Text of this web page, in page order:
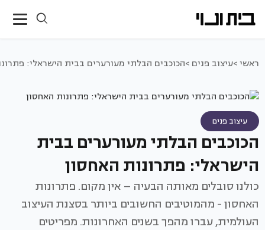
ראשי >עיצוב פנים >הכוכבים הבלתי מעורערים בבית הישראלי:
עיצוב פנים
הכוכבים הבלתי מעורערים בבית
הישראלי: פתרונות האחסון
כולנו סובלים מאותה הבעיה – אין מקום. פתרונות
האחסון - מהמוטיבים החשובים ביותר בסצנת העיצוב
העולמית, עברו מהפך בשנים האחרונות. מפריטים